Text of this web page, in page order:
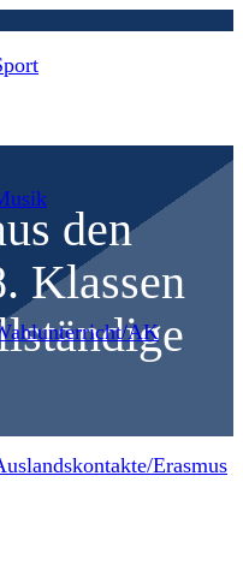
AK
Erasmus
den
Klassen